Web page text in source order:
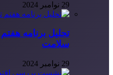
29 نوامبر 2024
تحلیل برنامه
سلامت
29 نوامبر 2024